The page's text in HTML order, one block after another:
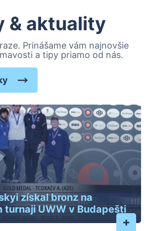
& aktuality
Prinášame vám najnovšie
a tipy priamo od nás.
získal bronz na
turnaji UWW v Budapešti
+